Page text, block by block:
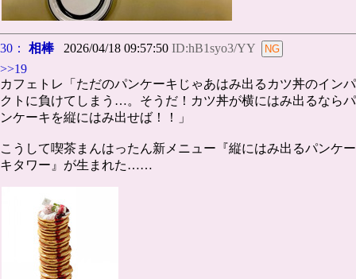
30： 相棒2026/04/18 09:57:50 ID:hB1syo3/YY
>>19
カフェトレ「ただのパンケーキじゃあはみ出るカツ丼のインパ
クトに負けてしまう…。そうだ！カツ丼が横にはみ出るならパ
ンケーキを縦にはみ出せば！！」
こうして喫茶まんはったん新メニュー『縦にはみ出るパンケー
キタワー』が生まれた……